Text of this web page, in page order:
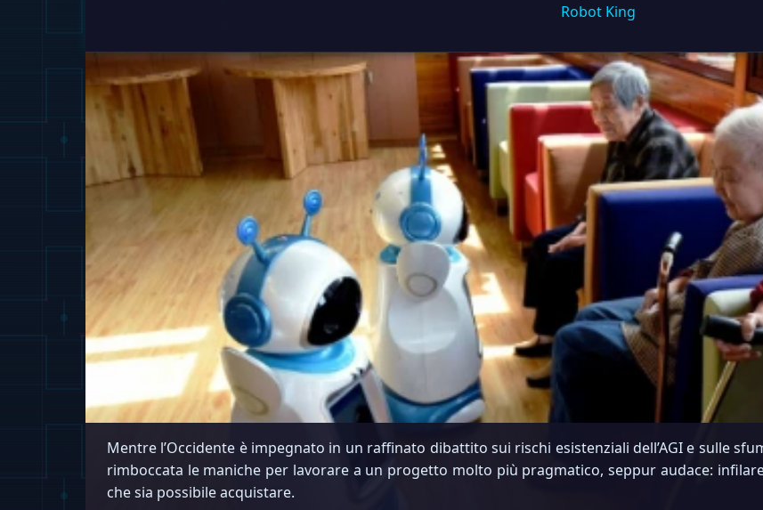
Robot King
Mentre l’Occidente è impegnato in un raffinato dibattito sui rischi esistenziali dell’AGI e sulle
rimboccata le maniche per lavorare a un progetto molto più pragmatico, seppur audace:
che sia possibile acquistare.